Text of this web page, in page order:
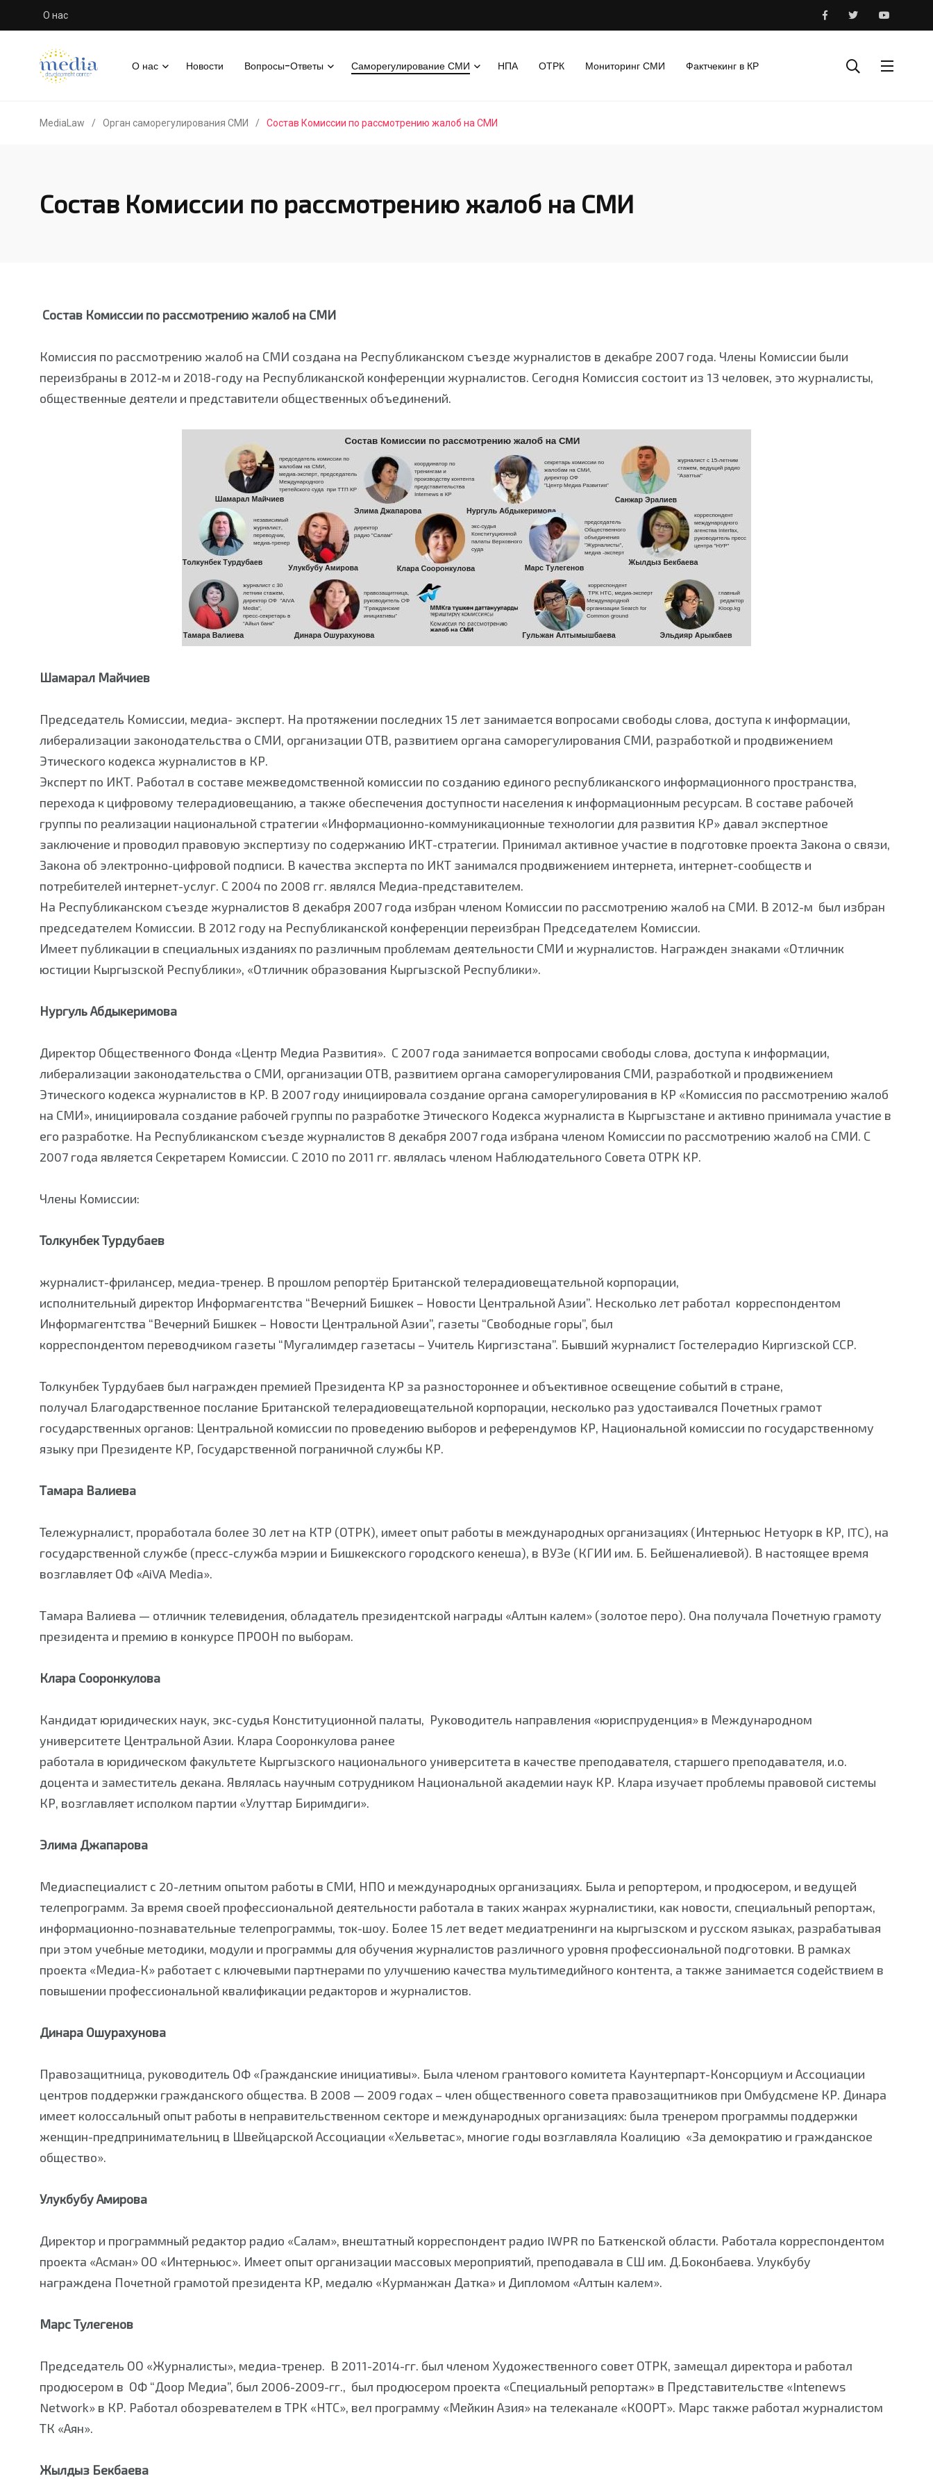
О нас
О нас Новости Вопросы-Ответы Саморегулирование СМИ НПА ОТРК Мониторинг СМИ Фактчекинг в КР
MediaLaw / Орган саморегулирования СМИ / Состав Комиссии по рассмотрению жалоб на СМИ
Состав Комиссии по рассмотрению жалоб на СМИ
Состав Комиссии по рассмотрению жалоб на СМИ
Комиссия по рассмотрению жалоб на СМИ создана на Республиканском съезде журналистов в декабре 2007 года. Члены Комиссии были
переизбраны в 2012-м и 2018-году на Республиканской конференции журналистов. Сегодня Комиссия состоит из 13 человек, это журналисты,
общественные деятели и представители общественных объединений.
Шамарал Майчиев
Председатель Комиссии, медиа- эксперт. На протяжении последних 15 лет занимается вопросами свободы слова, доступа к информации,
либерализации законодательства о СМИ, организации ОТВ, развитием органа саморегулирования СМИ, разработкой и продвижением
Этического кодекса журналистов в КР.
Эксперт по ИКТ. Работал в составе межведомственной комиссии по созданию единого республиканского информационного пространства,
перехода к цифровому телерадиовещанию, а также обеспечения доступности населения к информационным ресурсам. В составе рабочей
группы по реализации национальной стратегии «Информационно-коммуникационные технологии для развития КР» давал экспертное
заключение и проводил правовую экспертизу по содержанию ИКТ-стратегии. Принимал активное участие в подготовке проекта Закона о связи,
Закона об электронно-цифровой подписи. В качества эксперта по ИКТ занимался продвижением интернета, интернет-сообществ и
потребителей интернет-услуг. С 2004 по 2008 гг. являлся Медиа-представителем.
На Республиканском съезде журналистов 8 декабря 2007 года избран членом Комиссии по рассмотрению жалоб на СМИ. В 2012-м был избран
председателем Комиссии. В 2012 году на Республиканской конференции переизбран Председателем Комиссии.
Имеет публикации в специальных изданиях по различным проблемам деятельности СМИ и журналистов. Награжден знаками «Отличник
юстиции Кыргызской Республики», «Отличник образования Кыргызской Республики».
Нургуль Абдыкеримова
Директор Общественного Фонда «Центр Медиа Развития». С 2007 года занимается вопросами свободы слова, доступа к информации,
либерализации законодательства о СМИ, организации ОТВ, развитием органа саморегулирования СМИ, разработкой и продвижением
Этического кодекса журналистов в КР. В 2007 году инициировала создание органа саморегулирования в КР «Комиссия по рассмотрению жалоб
на СМИ», инициировала создание рабочей группы по разработке Этического Кодекса журналиста в Кыргызстане и активно принимала участие в
его разработке. На Республиканском съезде журналистов 8 декабря 2007 года избрана членом Комиссии по рассмотрению жалоб на СМИ. С
2007 года является Секретарем Комиссии. С 2010 по 2011 гг. являлась членом Наблюдательного Совета ОТРК КР.
Члены Комиссии:
Толкунбек Турдубаев
журналист-фрилансер, медиа-тренер. В прошлом репортёр Британской телерадиовещательной корпорации,
исполнительный директор Информагентства “Вечерний Бишкек – Новости Центральной Азии”. Несколько лет работал корреспондентом
Информагентства “Вечерний Бишкек – Новости Центральной Азии”, газеты “Свободные горы”, был
корреспондентом переводчиком газеты “Мугалимдер газетасы – Учитель Киргизстана”. Бывший журналист Гостелерадио Киргизской ССР.
Толкунбек Турдубаев был награжден премией Президента КР за разностороннее и объективное освещение событий в стране,
получал Благодарственное послание Британской телерадиовещательной корпорации, несколько раз удостаивался Почетных грамот
государственных органов: Центральной комиссии по проведению выборов и референдумов КР, Национальной комиссии по государственному
языку при Президенте КР, Государственной пограничной службы КР.
Тамара Валиева
Тележурналист, проработала более 30 лет на КТР (ОТРК), имеет опыт работы в международных организациях (Интерньюс Нетуорк в КР, ITC), на
государственной службе (пресс-служба мэрии и Бишкекского городского кенеша), в ВУЗе (КГИИ им. Б. Бейшеналиевой). В настоящее время
возглавляет ОФ «AiVA Media».
Тамара Валиева — отличник телевидения, обладатель президентской награды «Алтын калем» (золотое перо). Она получала Почетную грамоту
президента и премию в конкурсе ПРООН по выборам.
Клара Сооронкулова
Кандидат юридических наук, экс-судья Конституционной палаты, Руководитель направления «юриспруденция» в Международном
университете Центральной Азии. Клара Сооронкулова ранее
работала в юридическом факультете Кыргызского национального университета в качестве преподавателя, старшего преподавателя, и.о.
доцента и заместитель декана. Являлась научным сотрудником Национальной академии наук КР. Клара изучает проблемы правовой системы
КР, возглавляет исполком партии «Улуттар Биримдиги».
Элима Джапарова
Медиаспециалист с 20-летним опытом работы в СМИ, НПО и международных организациях. Была и репортером, и продюсером, и ведущей
телепрограмм. За время своей профессиональной деятельности работала в таких жанрах журналистики, как новости, специальный репортаж,
информационно-познавательные телепрограммы, ток-шоу. Более 15 лет ведет медиатренинги на кыргызском и русском языках, разрабатывая
при этом учебные методики, модули и программы для обучения журналистов различного уровня профессиональной подготовки. В рамках
проекта «Медиа-К» работает с ключевыми партнерами по улучшению качества мультимедийного контента, а также занимается содействием в
повышении профессиональной квалификации редакторов и журналистов.
Динара Ошурахунова
Правозащитница, руководитель ОФ «Гражданские инициативы». Была членом грантового комитета Каунтерпарт-Консорциум и Ассоциации
центров поддержки гражданского общества. В 2008 — 2009 годах – член общественного совета правозащитников при Омбудсмене КР. Динара
имеет колоссальный опыт работы в неправительственном секторе и международных организациях: была тренером программы поддержки
женщин-предпринимательниц в Швейцарской Ассоциации «Хельветас», многие годы возглавляла Коалицию «За демократию и гражданское
общество».
Улукбубу Амирова
Директор и программный редактор радио «Салам», внештатный корреспондент радио IWPR по Баткенской области. Работала корреспондентом
проекта «Асман» ОО «Интерньюс». Имеет опыт организации массовых мероприятий, преподавала в СШ им. Д.Боконбаева. Улукбубу
награждена Почетной грамотой президента КР, медалю «Курманжан Датка» и Дипломом «Алтын калем».
Марс Тулегенов
Председатель ОО «Журналисты», медиа-тренер. В 2011-2014-гг. был членом Художественного совет ОТРК, замещал директора и работал
продюсером в ОФ “Доор Медиа”, был 2006-2009-гг., был продюсером проекта «Специальный репортаж» в Представительстве «Intenews
Network» в КР. Работал обозревателем в ТРК «НТС», вел программу «Мейкин Азия» на телеканале «КООРТ». Марс также работал журналистом
ТК «Аян».
Жылдыз Бекбаева